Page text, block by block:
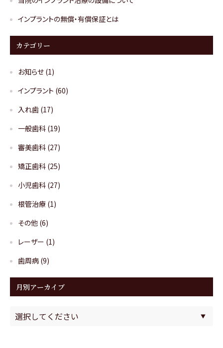
インプラントの無償・有償保証とは
カテゴリー
お知らせ (1)
インプラント (60)
入れ歯 (17)
一般歯科 (19)
審美歯科 (27)
矯正歯科 (25)
小児歯科 (27)
根管治療 (1)
その他 (6)
レーザー (1)
歯周病 (9)
月別アーカイブ